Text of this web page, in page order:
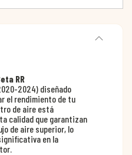
RR
2024) diseñado
el rendimiento de tu
de aire está
calidad que garantizan
de aire superior, lo
en la